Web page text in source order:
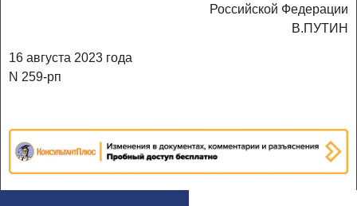
Российской Федерации
В.ПУТИН
16 августа 2023 года
N 259-рп